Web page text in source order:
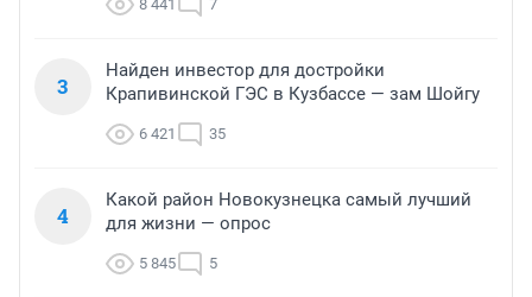
8 441 7
3
Найден инвестор для достройки
Крапивинской ГЭС в Кузбассе — зам Шойгу
6 421 35
4
Какой район Новокузнецка самый лучший
для жизни — опрос
5 845 5